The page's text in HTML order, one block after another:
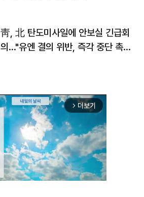
靑, 北 탄도미사일에 안보실 긴급회
의…"유엔 결의 위반, 즉각 중단 촉
arrow_forward_ios 더보기